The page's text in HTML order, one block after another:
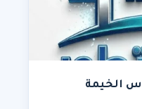
الخيمة